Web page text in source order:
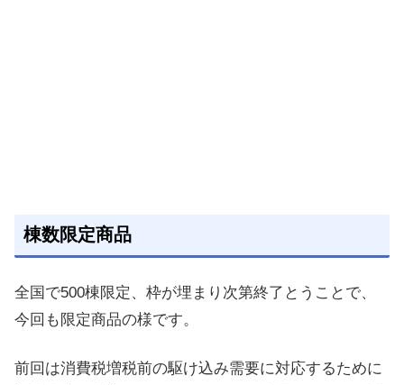
棟数限定商品
全国で500棟限定、枠が埋まり次第終了とうことで、
今回も限定商品の様です。
前回は消費税増税前の駆け込み需要に対応するために